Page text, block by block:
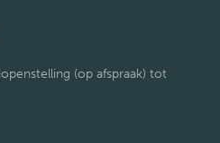
(op afspraak) tot